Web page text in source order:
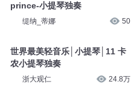
prince-小提琴独奏
缇纳_蒂娜 50
世界最美轻音乐│小提琴│11 卡
农小提琴独奏
浙大观仁 24.8万